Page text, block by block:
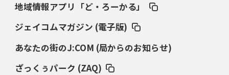
ダイナボアーズ、“逆輸入SO”三宅駿
「ニュージーランドのフレア（閃
2026年3月5日(木)更新
地域情報アプリ「ど・ろーかる」
ジェイコムマガジン (電子版)
あなたの街のJ:COM (局からのお知らせ)
ざっくぅパーク (ZAQ)